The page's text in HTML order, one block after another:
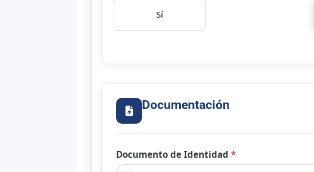
Sí
Documentación
Documento de Identidad*